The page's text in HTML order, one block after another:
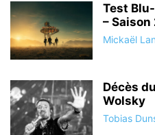
Test
– Saison
Mickaël
Décès
Wolsky
Tobias